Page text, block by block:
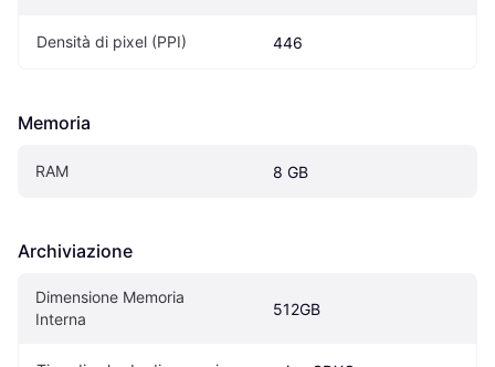
Densità di pixel (PPI) 446
Memoria
RAM 8 GB
Archiviazione
Dimensione Memoria
Interna
512GB